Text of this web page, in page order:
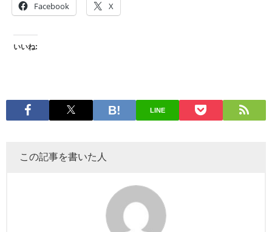
Facebook X
いいね:
LINE
この記事を書いた人